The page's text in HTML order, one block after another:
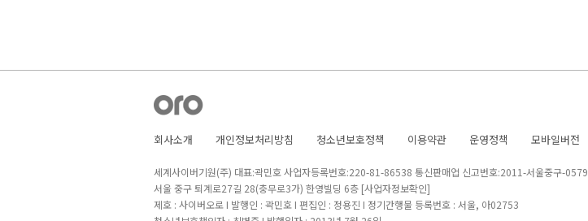
회사소개 개인정보처리방침 청소년보호정책 이용약관 운영정책 모바일버전
세계사이버기원(주) 대표:곽민호 사업자등록번호:220-81-86538 통신판매업 신고번호:2011-서울중구-0579
서울 중구 퇴계로27길 28(충무로3가) 한영빌딩 6층 [사업자정보확인]
제호 : 사이버오로 I 발행인 : 곽민호 I 편집인 : 정용진 I 정기간행물 등록번호 : 서울, 아02753